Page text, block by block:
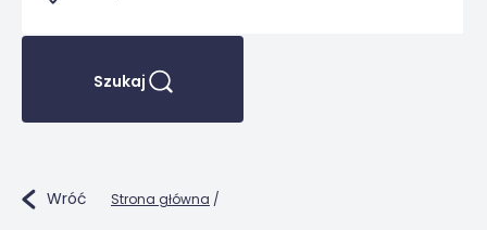
Szukaj
Wróć Strona główna /